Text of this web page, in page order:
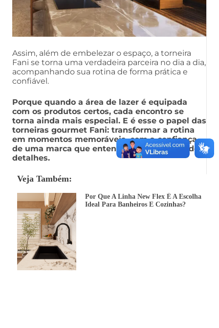
Assim, além de embelezar o espaço, a torneira
Fani se torna uma verdadeira parceira no dia a dia,
acompanhando sua rotina de forma prática e
confiável.
Porque quando a área de lazer é equipada
com os produtos certos, cada encontro se
torna ainda mais especial. E é esse o papel das
torneiras gourmet Fani: transformar a rotina
em momentos memoráveis, com a confiança
de uma marca que entende a importância dos
detalhes.
Veja Também:
Por Que A Linha New Flex É A Escolha
Ideal Para Banheiros E Cozinhas?